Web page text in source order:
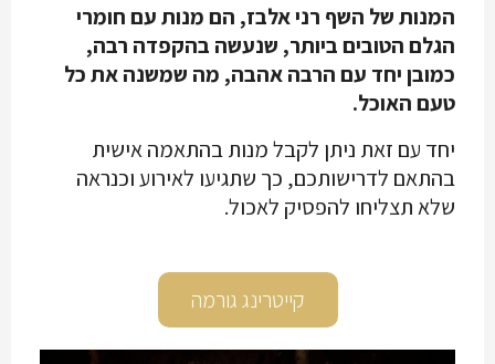
המנות של השף רני אלבז, הם מנות עם חומרי
הגלם הטובים ביותר, שנעשה בהקפדה רבה,
כמובן יחד עם הרבה אהבה, מה שמשנה את כל
טעם האוכל.
יחד עם זאת ניתן לקבל מנות בהתאמה אישית
בהתאם לדרישותכם, כך שתגיעו לאירוע וכנראה
שלא תצליחו להפסיק לאכול.
קייטרינג גורמה